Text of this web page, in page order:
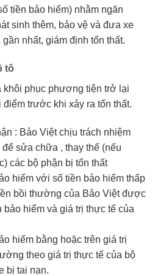
tiền bảo hiểm) nhằm ngăn
sinh thêm, bảo vệ và đưa xe
nhất, giám định tổn thất.
tô
khôi phục phương tiện trở lại
trước khi xảy ra tổn thất.
: Bảo Việt chịu trách nhiệm
sửa chữa , thay thế (nếu
các bộ phận bị tổn thất
hiểm với số tiền bảo hiểm thấp
bồi thường của Bảo Việt được
hiểm và giá trị thực tế của
hiểm bằng hoặc trên giá trị
theo giá trị thực tế của bộ
bị tai nạn.